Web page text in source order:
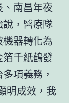
南昌年夜
，醫療隊
器轉化為
千紙鶴發
項義務，
明成效，我